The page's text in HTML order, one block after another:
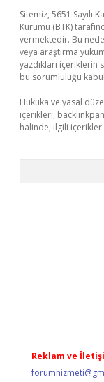
Sitemiz, 5651 Sayılı
Kurumu (BTK)
vermektedir. Bu
veya araştırma
yazdıkları
bu sorumluluğu
Hukuka ve yasal
içerikleri,
halinde, ilgili içerikler
Reklam ve